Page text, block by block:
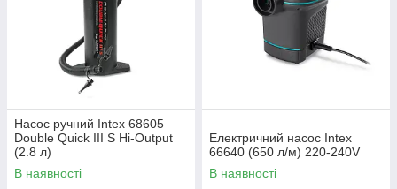
Насос ручний Intex 68605
Double Quick III S Hi-Output
(2.8 л)
В наявності
Електричний насос Intex
66640 (650 л/м) 220-240V
В наявності